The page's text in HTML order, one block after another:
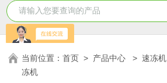
当前位置：首页 > 产品中心 >速冻机
冻机